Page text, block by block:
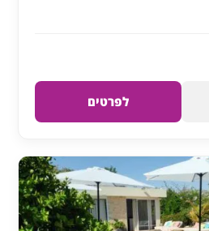
לפרטים